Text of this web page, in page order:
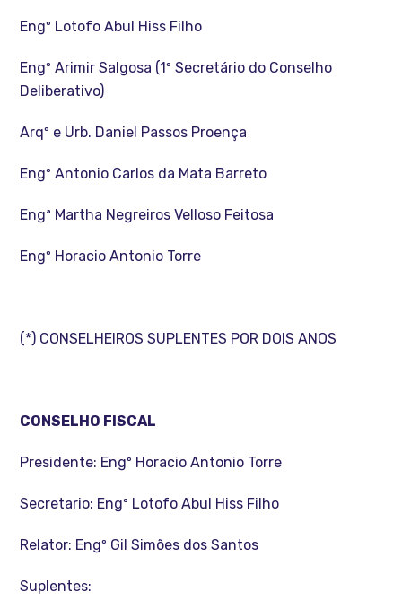
Engº Lotofo Abul Hiss Filho
Engº Arimir Salgosa (1º Secretário do Conselho
Deliberativo)
Arqº e Urb. Daniel Passos Proença
Engº Antonio Carlos da Mata Barreto
Engª Martha Negreiros Velloso Feitosa
Engº Horacio Antonio Torre
(*) CONSELHEIROS SUPLENTES POR DOIS ANOS
CONSELHO FISCAL
Presidente: Engº Horacio Antonio Torre
Secretario: Engº Lotofo Abul Hiss Filho
Relator: Engº Gil Simões dos Santos
Suplentes: